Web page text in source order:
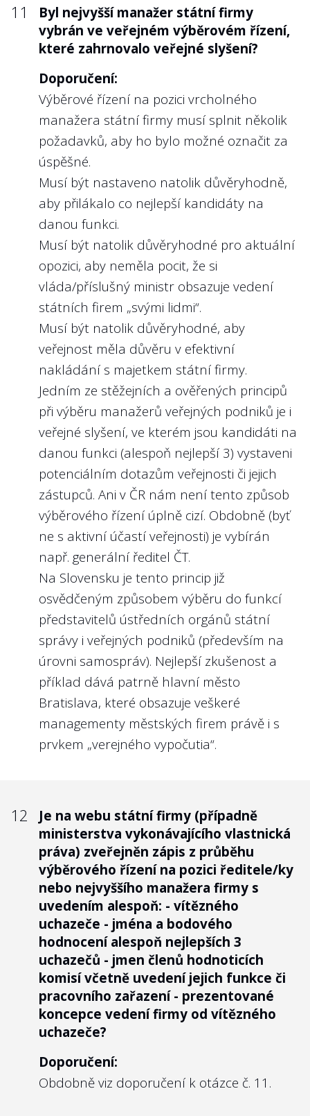
11
Byl nejvyšší manažer státní firmy
vybrán ve veřejném výběrovém řízení,
které zahrnovalo veřejné slyšení?
Doporučení:
Výběrové řízení na pozici vrcholného
manažera státní firmy musí splnit několik
požadavků, aby ho bylo možné označit za
úspěšné.
Musí být nastaveno natolik důvěryhodně,
aby přilákalo co nejlepší kandidáty na
danou funkci.
Musí být natolik důvěryhodné pro aktuální
opozici, aby neměla pocit, že si
vláda/příslušný ministr obsazuje vedení
státních firem „svými lidmi“.
Musí být natolik důvěryhodné, aby
veřejnost měla důvěru v efektivní
nakládání s majetkem státní firmy.
Jedním ze stěžejních a ověřených principů
při výběru manažerů veřejných podniků je i
veřejné slyšení, ve kterém jsou kandidáti na
danou funkci (alespoň nejlepší 3) vystaveni
potenciálním dotazům veřejnosti či jejich
zástupců. Ani v ČR nám není tento způsob
výběrového řízení úplně cizí. Obdobně (byť
ne s aktivní účastí veřejnosti) je vybírán
např. generální ředitel ČT.
Na Slovensku je tento princip již
osvědčeným způsobem výběru do funkcí
představitelů ústředních orgánů státní
správy i veřejných podniků (především na
úrovni samospráv). Nejlepší zkušenost a
příklad dává patrně hlavní město
Bratislava, které obsazuje veškeré
managementy městských firem právě i s
prvkem „verejného vypočutia“.
12
Je na webu státní firmy (případně
ministerstva vykonávajícího vlastnická
práva) zveřejněn zápis z průběhu
výběrového řízení na pozici ředitele/ky
nebo nejvyššího manažera firmy s
uvedením alespoň: - vítězného
uchazeče - jména a bodového
hodnocení alespoň nejlepších 3
uchazečů - jmen členů hodnoticích
komisí včetně uvedení jejich funkce či
pracovního zařazení - prezentované
koncepce vedení firmy od vítězného
uchazeče?
Doporučení:
Obdobně viz doporučení k otázce č. 11.